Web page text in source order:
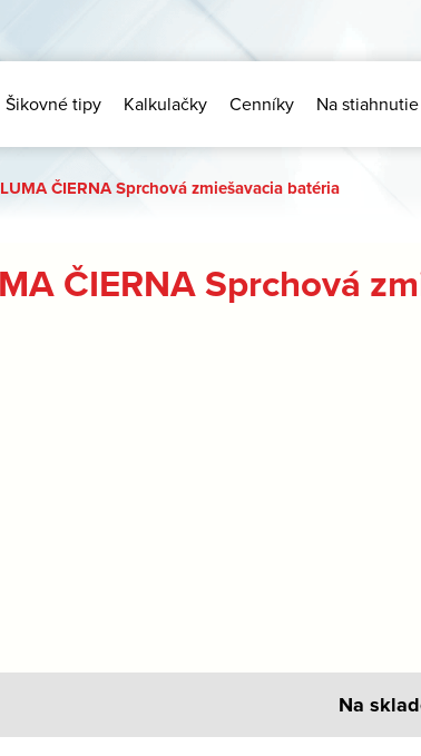
Šikovné tipy Kalkulačky Cenníky Na stiahnutie
LUMA ČIERNA Sprchová zmiešavacia batéria
ČIERNA Sprchová
Na